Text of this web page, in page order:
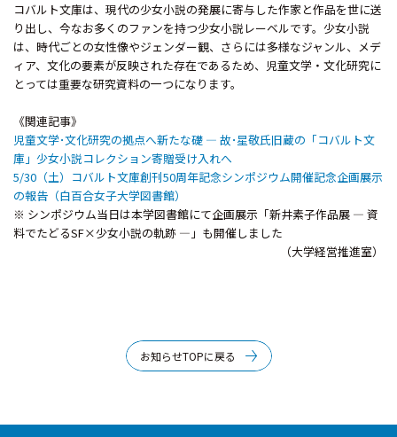
コバルト文庫は、現代の少女小説の発展に寄与した作家と作品を世に送
り出し、今なお多くのファンを持つ少女小説レーベルです。少女小説
は、時代ごとの女性像やジェンダー観、さらには多様なジャンル、メデ
ィア、文化の要素が反映された存在であるため、児童文学・文化研究に
とっては重要な研究資料の一つになります。
《関連記事》
児童文学･文化研究の拠点へ新たな礎 ― 故･星敬氏旧蔵の「コバルト文
庫」少女小説コレクション寄贈受け入れへ
5/30（土）コバルト文庫創刊50周年記念シンポジウム開催記念企画展示
の報告（白百合女子大学図書館）
※ シンポジウム当日は本学図書館にて企画展示「新井素子作品展 ― 資
料でたどるSF×少女小説の軌跡 ―」も開催しました
（大学経営推進室）
お知らせTOPに戻る